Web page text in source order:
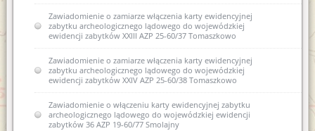
Zawiadomienie o zamiarze włączenia karty ewidencyjnej
zabytku archeologicznego lądowego do wojewódzkiej
ewidencji zabytków XXIII AZP 25-60/37 Tomaszkowo
Zawiadomienie o zamiarze włączenia karty ewidencyjnej
zabytku archeologicznego lądowego do wojewódzkiej
ewidencji zabytków XXIV AZP 25-60/38 Tomaszkowo
Zawiadomienie o włączeniu karty ewidencyjnej zabytku
archeologicznego lądowego do wojewódzkiej ewidencji
zabytków 36 AZP 19-60/77 Smolajny